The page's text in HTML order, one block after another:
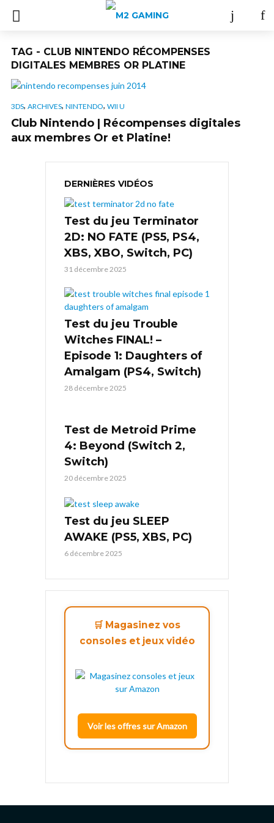
TAG - CLUB NINTENDO RÉCOMPENSES
DIGITALES MEMBRES OR PLATINE
3DS, ARCHIVES, NINTENDO, WII U
Club Nintendo | Récompenses digitales
aux membres Or et Platine!
DERNIÈRES VIDÉOS
Test du jeu Terminator
2D: NO FATE (PS5, PS4,
XBS, XBO, Switch, PC)
31 décembre 2025
Test du jeu Trouble
Witches FINAL! –
Episode 1: Daughters of
Amalgam (PS4, Switch)
28 décembre 2025
Test de Metroid Prime
4: Beyond (Switch 2,
Switch)
20 décembre 2025
Test du jeu SLEEP
AWAKE (PS5, XBS, PC)
6 décembre 2025
🛒 Magasinez vos
consoles et jeux vidéo
Voir les offres sur Amazon